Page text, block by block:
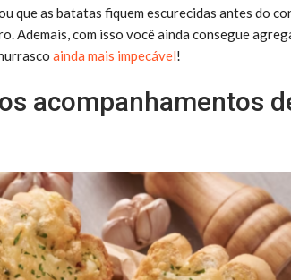
que as batatas fiquem escurecidas antes do
Ademais, com isso você ainda consegue
ainda mais impecável!
acompanhamentos